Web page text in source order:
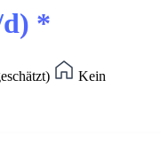
*
Kein